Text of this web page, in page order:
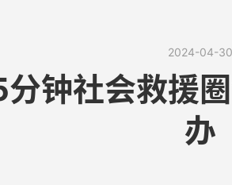
2024-04-30
分钟社会救援
办